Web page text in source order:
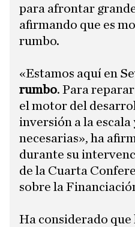
para afrontar
afirmando que es
rumbo.
«Estamos aquí en
rumbo. Para
el motor del
inversión a la escala
necesarias», ha
durante su
de la Cuarta
sobre la
Ha considerado